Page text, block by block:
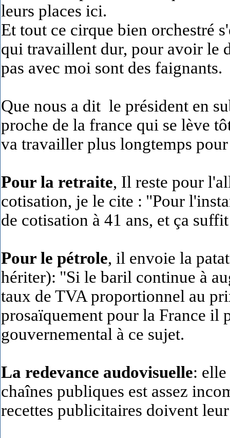
leurs places ici.
Et tout ce cirque bien orchestré
qui travaillent dur, pour avoir le
pas avec moi sont des faignants.
Que nous a dit le président en
proche de la france qui se lève
va travailler plus longtemps
Pour la retraite, Il reste pour
cotisation, je le cite : "Pour
de cotisation à 41 ans, et ça
Pour le pétrole, il envoie la
hériter): "Si le baril continue à
taux de TVA proportionnel au
prosaïquement pour la France il
gouvernemental à ce sujet.
La redevance audovisuelle:
chaînes publiques est assez
recettes publicitaires doivent